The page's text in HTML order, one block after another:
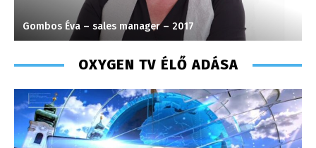
Gombos Éva – sales manager – 2017
OXYGEN TV ÉLŐ ADÁSA